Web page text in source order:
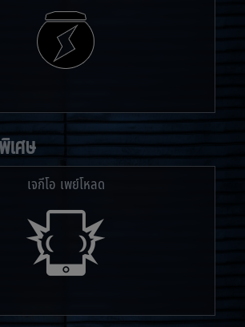
เศษ
เจกีโอ เพย์โหลด